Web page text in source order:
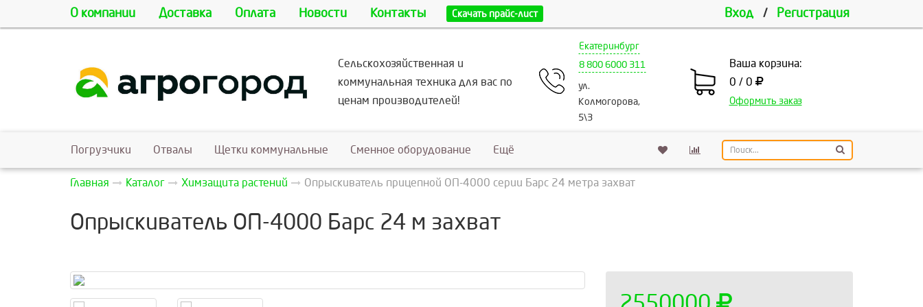
О компании Доставка Оплата Новости Контакты Скачать прайс-лист Вход / Регистрация
Сельскохозяйственная и
коммунальная техника для вас по
ценам производителей!
Екатеринбург
8 800 6000 311
ул.
Колмогорова,
5\3
Ваша корзина:
0 / 0
Оформить заказ
Погрузчики Отвалы Щетки коммунальные Сменное оборудование Ещё
Главная Каталог Химзащита растений Опрыскиватель прицепной ОП-4000 серии Барс 24 метра захват
Опрыскиватель ОП-4000 Барс 24 м захват